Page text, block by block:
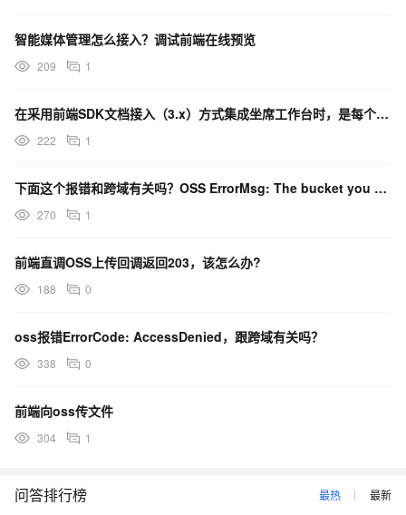
智能媒体管理怎么接入？调试前端在线预览
209 1
在采用前端SDK文档接入（3.x）方式集成坐席工作台时，是每个操作都必须经过我们服务器转发吗？
222 1
下面这个报错和跨域有关吗？OSS ErrorMsg: The bucket you are atte
270 1
前端直调OSS上传回调返回203，该怎么办?
188 0
oss报错ErrorCode: AccessDenied，跟跨域有关吗？
338 0
前端向oss传文件
304 1
问答排行榜 最热 最新